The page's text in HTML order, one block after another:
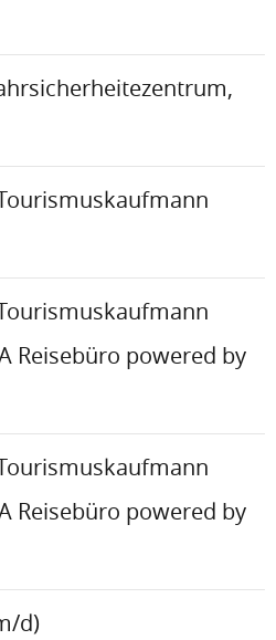
Reisebüro powered by
Reisebüro powered by
d)